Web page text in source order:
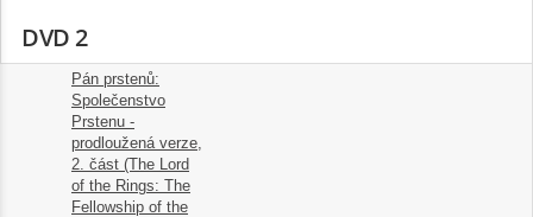
DVD 2
Pán prstenů:
Společenstvo
Prstenu -
prodloužená verze,
2. část (The Lord
of the Rings: The
Fellowship of the